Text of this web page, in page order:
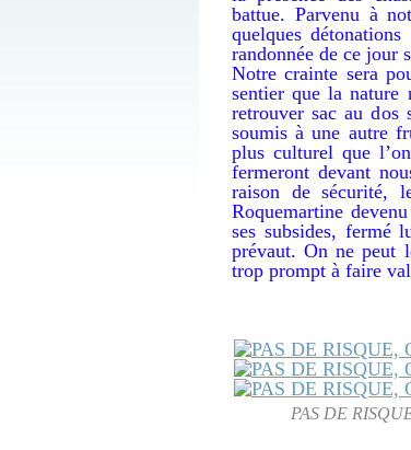
battue. Parvenu à
quelques
randonnée de ce jour
Notre crainte sera
sentier que la nature
retrouver sac au dos
soumis à une autre
plus culturel que
fermeront devant
raison de sécurité,
Roquemartine
ses subsides, fermé
prévaut. On ne peut
trop prompt à faire
PAS DE